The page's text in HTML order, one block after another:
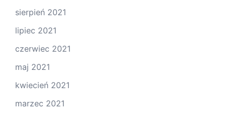
sierpień 2021
lipiec 2021
czerwiec 2021
maj 2021
kwiecień 2021
marzec 2021